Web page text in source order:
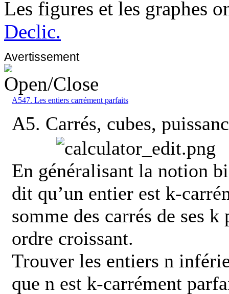
Les figures et les graphes
Declic.
Avertissement
A547. Les entiers carrément parfaits
A5. Carrés, cubes,
En généralisant la notion
dit qu’un entier est k-
somme des carrés de ses
ordre croissant.
Trouver les entiers n
que n est k-carrément